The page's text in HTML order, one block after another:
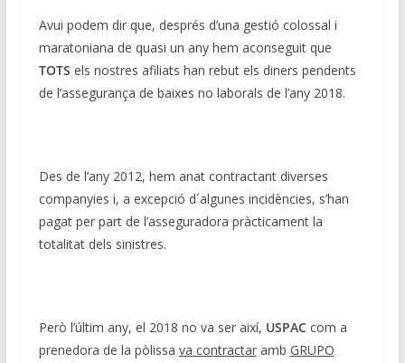
n o
k
p
p
m n
k
Avui podem dir que, després d’una gestió colossal i
maratoniana de quasi un any hem aconseguit que
TOTS els nostres afiliats han rebut els diners pendents
de l’assegurança de baixes no laborals de l’any 2018.
Des de l’any 2012, hem anat contractant diverses
companyies i, a excepció d´algunes incidències, s’han
pagat per part de l’asseguradora pràcticament la
totalitat dels sinistres.
Però l’últim any, el 2018 no va ser així, USPACcom a
prenedora de la pòlissa va contractaramb GRUPO